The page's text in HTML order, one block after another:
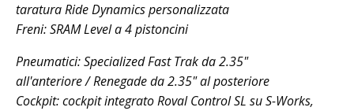
taratura Ride Dynamics personalizzata
Freni: SRAM Level a 4 pistoncini
Pneumatici: Specialized Fast Trak da 2.35"
all'anteriore / Renegade da 2.35" al posteriore
Cockpit: cockpit integrato Roval Control SL su S-Works,